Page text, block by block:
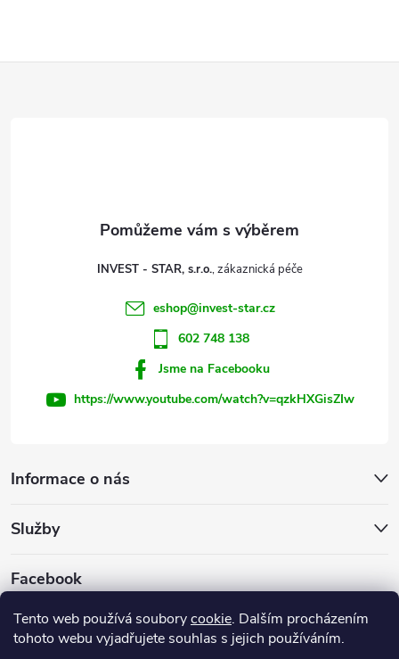
Tento web používá souborycookie. Dalším procházením
tohoto webu vyjadřujete souhlas s jejich používáním.
Informace o nás
Služby
Facebook
INVEST - STAR, s.r.o.
eshop@invest-star.cz
602 748 138
Jsme na Facebooku
https://www.youtube.com/watch?v=qzkHXGisZIw